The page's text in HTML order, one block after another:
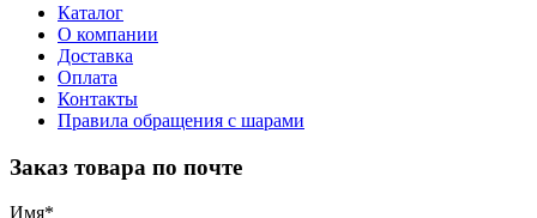
Каталог
О компании
Доставка
Оплата
Контакты
Правила обращения с шарами
Заказ товара по почте
Имя*